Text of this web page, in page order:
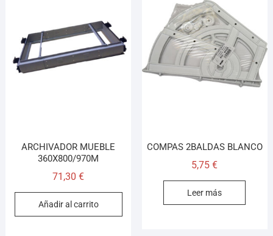
ARCHIVADOR MUEBLE
360X800/970M
71,30€
Añadir al carrito
COMPAS 2BALDAS BLANCO
5,75€
Leer más
Cómo llegar